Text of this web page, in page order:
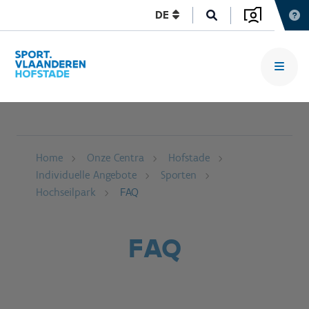
DE
Home Onze Centra
Hofstade
Individuelle Angebote
Sporten
Hochseilpark
FAQ
FAQ